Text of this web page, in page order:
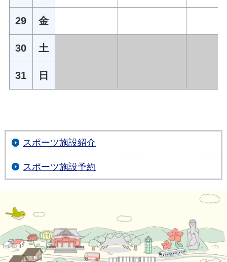
29 金
30 土
31 日
スポーツ施設紹介
スポーツ施設予約